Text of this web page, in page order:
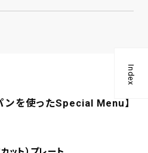
Index
ンを使ったSpecial Menu】